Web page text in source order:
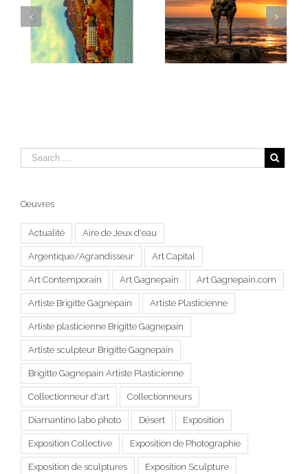
Oeuvres
Actualité Aire de Jeux d'eau
Argentique/Agrandisseur Art Capital
Art Contemporain Art Gagnepain Art Gagnepain.com
Artiste Brigitte Gagnepain Artiste Plasticienne
Artiste plasticienne Brigitte Gagnepain
Artiste sculpteur Brigitte Gagnepain
Brigitte Gagnepain Artiste Plasticienne
Collectionneur d'art Collectionneurs
Diamantino labo photo Désert Exposition
Exposition Collective Exposition de Photographie
Exposition de sculptures Exposition Sculpture